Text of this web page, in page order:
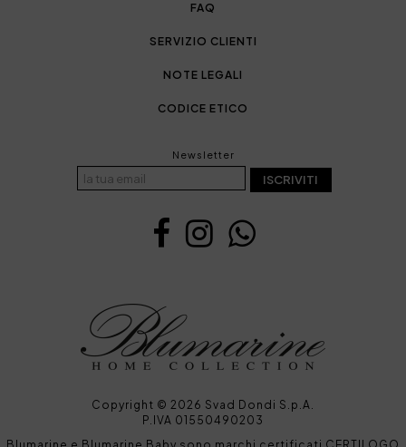
FAQ
SERVIZIO CLIENTI
NOTE LEGALI
CODICE ETICO
Newsletter
ISCRIVITI
Copyright © 2026 Svad Dondi S.p.A.
P.IVA 01550490203